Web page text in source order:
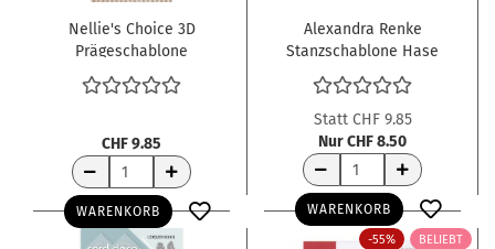
Nellie's Choice 3D
Prägeschablone
Verschneites
Winterdorf Snowy
CHF 9.85
WARENKORB
Alexandra Renke
Stanzschablone Hase
rechts 4.6x5.3cm
Statt CHF 9.85
Nur CHF 8.50
WARENKORB
-55% BELIEBT